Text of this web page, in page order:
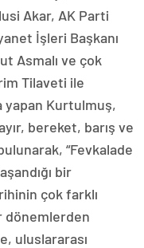
Akar, AK Parti
İşleri Başkanı
Asmalı ve çok
Tilaveti ile
yapan Kurtulmuş,
bereket, barış ve
“Fevkalade
bir
çok farklı
dönemlerden
uluslararası